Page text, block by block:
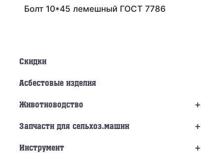
Болт 10*45 лемешный ГОСТ 7786
Скидки
Асбестовые изделия
+
Животноводство
+
Запчасти для сельхоз.машин
+
Инструмент